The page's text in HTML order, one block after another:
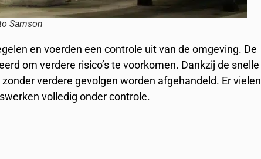
Samson
en voerden een controle uit van de omgeving. De
om verdere risico’s te voorkomen. Dankzij de snelle
verdere gevolgen worden afgehandeld. Er vielen
volledig onder controle.